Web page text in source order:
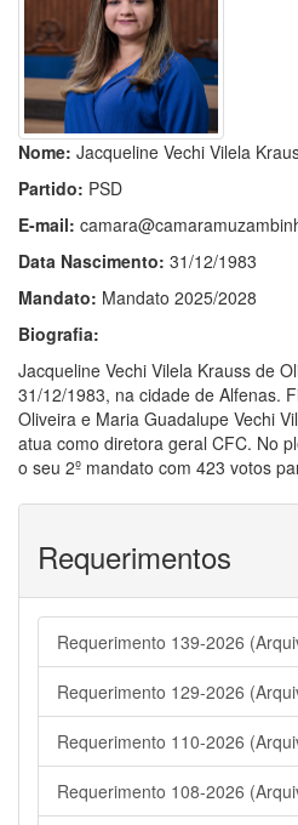
Nome: Jacqueline Vechi Vilela
Partido: PSD
E-mail:
Data Nascimento: 31/12/1983
Mandato: Mandato 2025/2028
Biografia:
Jacqueline Vechi Vilela Krauss de
31/12/1983, na cidade de Alfenas.
Oliveira e Maria Guadalupe Vechi
atua como diretora geral CFC. No
o seu 2º mandato com 423 votos
Requerimentos
Requerimento 139-2026
Requerimento 129-2026
Requerimento 110-2026
Requerimento 108-2026